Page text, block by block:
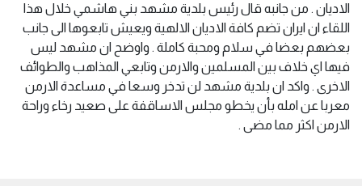
الاديان . من جانبه قال رئيس بلدية مشهد بني هاشمي خلال هذا
اللقاء ان ايران تضم كافة الاديان الالهية ويعيش تابعوها الى جانب
بعضهم بعضا في سلام ومحبة كاملة . واوضح ان مشهد ليس
فيها اي خلاف بين المسلمين والارمن وتابعي المذاهب والطوائف
الاخرى . واكد ان بلدية مشهد لن تدخر وسعا في مساعدة الارمن
معربا عن امله بأن يخطو مجلس الاساقفة على صعيد رخاء وراحة
الارمن اكثر مما مضى .